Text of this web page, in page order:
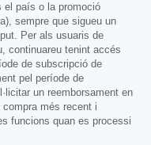
el país o la promoció
sempre que sigueu un
Per als usuaris de
continuareu tenint accés
de subscripció de
pel període de
un reemborsament en
més recent i
funcions quan es processi